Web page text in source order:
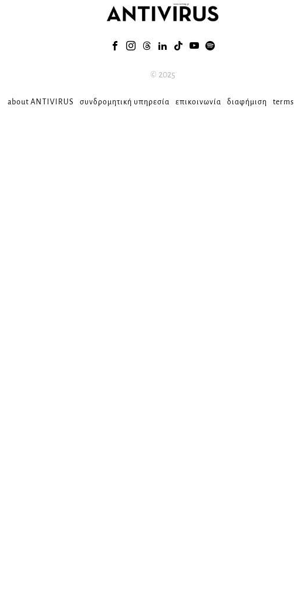
© 2025
about ANTIVIRUS συνδρομητική υπηρεσία επικοινωνία διαφήμιση